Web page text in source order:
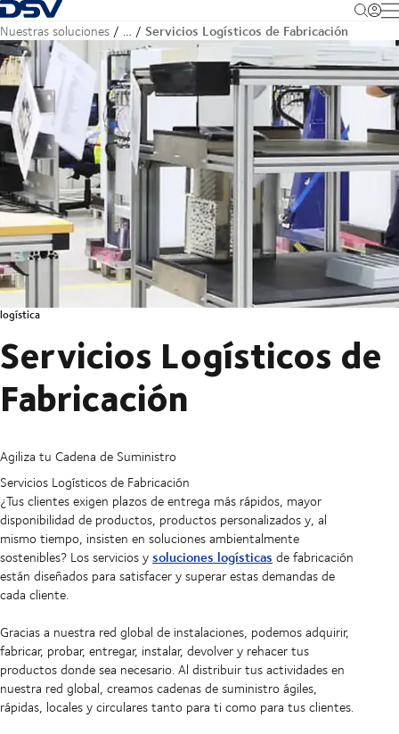
Volver a la página de inicio
Nuestras soluciones … Servicios Logísticos de Fabricación
logística
Servicios Logísticos de
Fabricación
Agiliza tu Cadena de Suministro
Servicios Logísticos de Fabricación
¿Tus clientes exigen plazos de entrega más rápidos, mayor
disponibilidad de productos, productos personalizados y, al
mismo tiempo, insisten en soluciones ambientalmente
sostenibles? Los servicios ysoluciones logísticas de fabricación
están diseñados para satisfacer y superar estas demandas de
cada cliente.
Gracias a nuestra red global de instalaciones, podemos adquirir,
fabricar, probar, entregar, instalar, devolver y rehacer tus
productos donde sea necesario. Al distribuir tus actividades en
nuestra red global, creamos cadenas de suministro ágiles,
rápidas, locales y circulares tanto para ti como para tus clientes.